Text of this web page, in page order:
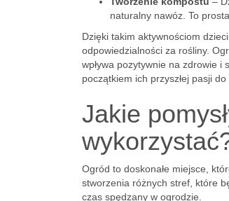
naturalny nawóz. To
Dzięki takim aktywnościom
odpowiedzialności za rośliny.
wpływa pozytywnie na zdrowie
początkiem ich przyszłej pasji do
Jakie
Ogród to doskonałe miejsce,
stworzenia różnych stref, które
czas spędzany w ogrodzie.